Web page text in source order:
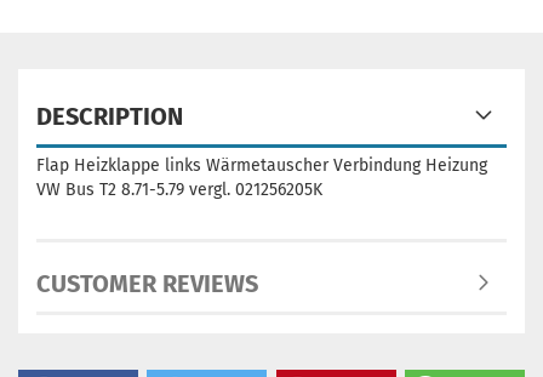
DESCRIPTION
Flap Heizklappe links Wärmetauscher Verbindung Heizung
VW Bus T2 8.71-5.79 vergl. 021256205K
CUSTOMER REVIEWS